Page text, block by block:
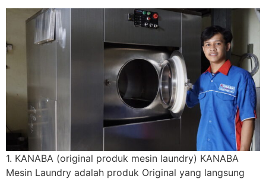
1. KANABA (original produk mesin laundry) KANABA
Mesin Laundry adalah produk Original yang langsung